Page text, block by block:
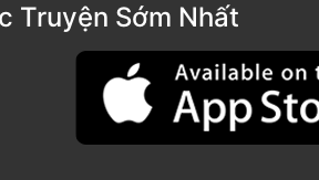
Truyện Sớm Nhất